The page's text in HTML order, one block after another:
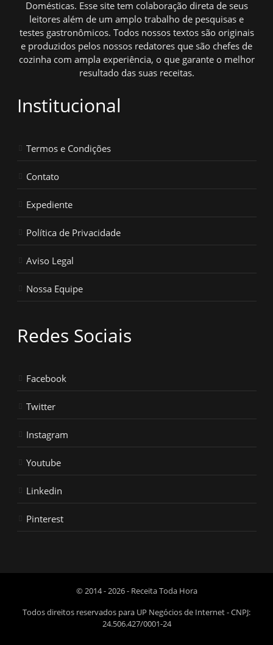
Domésticas. Esse site tem colaboração direta de seus
leitores além de um amplo trabalho de pesquisas e
testes gastronômicos. Todos nossos textos são originais
e produzidos pelos nossos redatores que são chefes de
cozinha com ampla experiência, o que garante o melhor
resultado das suas receitas.
Institucional
Termos e Condições
Contato
Expediente
Política de Privacidade
Aviso Legal
Nossa Equipe
Redes Sociais
Facebook
Twitter
Instagram
Youtube
Linkedin
Pinterest
© 2014 - 2026 - Receita Toda Hora
Todos direitos reservados para UP Negócios de Internet - CNPJ:
24.506.427/0001-24